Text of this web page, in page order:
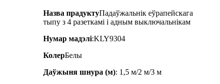
Назва прадуктуПадаўжальнік еўрапейскага
тыпу з 4 разеткамі і адным выключальнікам
Нумар мадэлі:KLY9304
КолерБелы
Даўжыня шнура (м): 1,5 м/2 м/3 м